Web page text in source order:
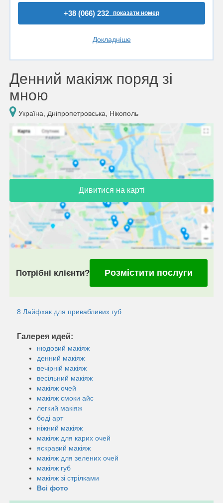
+38 (066) 232..показати номер
Докладніше
Денний макіяж поряд зі
мною
Україна, Дніпропетровська, Нікополь
Дивитися на карті
Потрібні клієнти? Розмістити послуги
8 Лайфхак для привабливих губ
Галерея идей:
нюдовий макіяж
денний макіяж
вечірній макіяж
весільний макіяж
макіяж очей
макіяж смоки айс
легкий макіяж
боді арт
ніжний макіяж
макіяж для карих очей
яскравий макіяж
макіяж для зелених очей
макіяж губ
макіяж зі стрілками
Всі фото